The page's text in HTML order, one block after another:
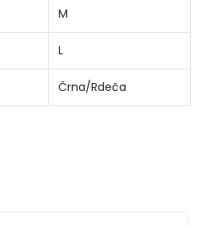
M
L
Črna/Rdeča